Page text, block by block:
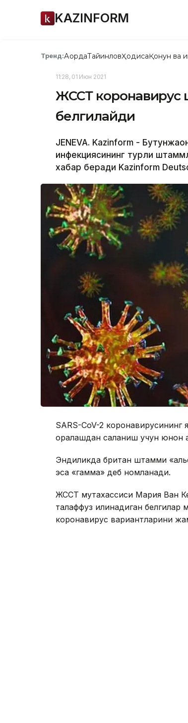
KAZINFORM
Тренд:АқордаТайинловҲодисаҚонун ва
11:28, 01 Июн 2021
ЖССТ коронавирус
белгилайди
JENEVA. Kazinform -
инфекциясининг турли
хабар беради Kazinform
SARS-CoV-2 коронавирусининг
қоралашдан сақланиш учун
Эндиликда британ штамми
эса «гамма» деб номланади.
ЖССТ мутахассиси Мария Ван
талаффуз қилинадиган
коронавирус вариантларини